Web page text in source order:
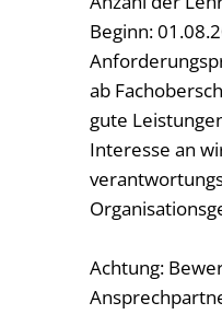
Beginn:
ab
gute
Interesse an
Achtung: